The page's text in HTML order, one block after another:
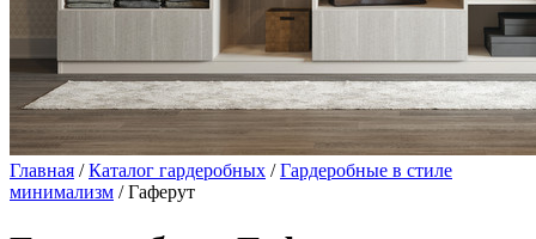
Главная /Каталог гардеробных /Гардеробные в стиле
минимализм / Гаферут